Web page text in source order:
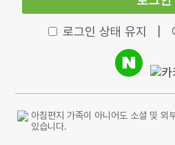
로그인 상태 유지
아침편지 가족이 아니어도 소셜 및 외
있습니다.